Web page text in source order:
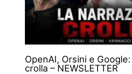
OpenAI, Orsini e
crolla – NEWSLETTER